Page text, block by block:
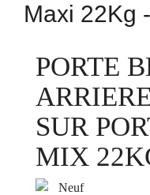
Maxi 22Kg
PORTE
SUR
MIX
Neuf